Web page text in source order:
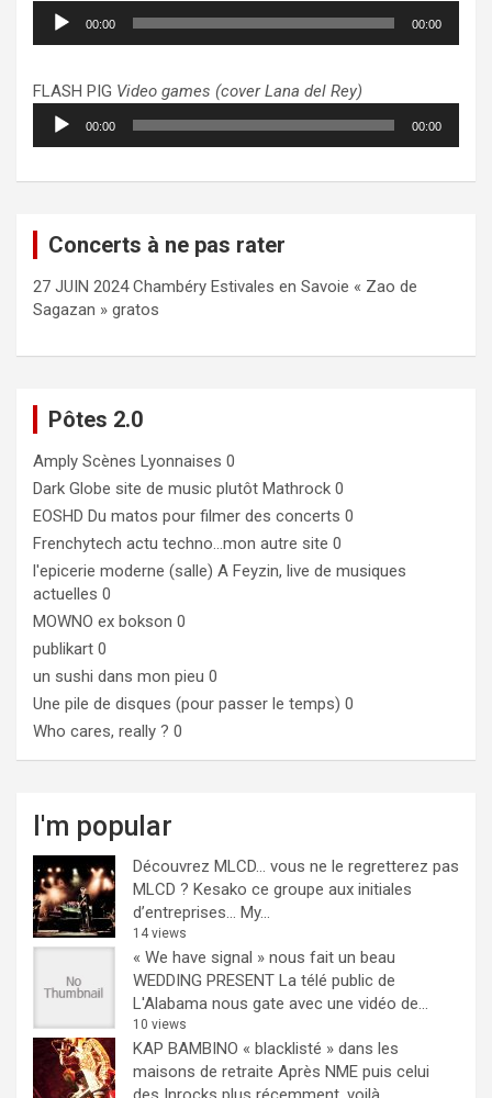
Lecteur
audio
00:00 00:00
FLASH PIG Video games (cover Lana del Rey)
Lecteur
audio
00:00 00:00
Concerts à ne pas rater
27 JUIN 2024 Chambéry Estivales en Savoie « Zao de
Sagazan » gratos
Pôtes 2.0
Amply Scènes Lyonnaises 0
Dark Globe site de music plutôt Mathrock 0
EOSHD Du matos pour filmer des concerts 0
Frenchytech actu techno…mon autre site 0
l'epicerie moderne (salle) A Feyzin, live de musiques
actuelles 0
MOWNO ex bokson 0
publikart 0
un sushi dans mon pieu 0
Une pile de disques (pour passer le temps) 0
Who cares, really ? 0
I'm popular
Découvrez MLCD… vous ne le regretterez pas
MLCD ? Kesako ce groupe aux initiales
d’entreprises… My...
14 views
« We have signal » nous fait un beau
WEDDING PRESENT La télé public de
L'Alabama nous gate avec une vidéo de...
10 views
KAP BAMBINO « blacklisté » dans les
maisons de retraite Après NME puis celui